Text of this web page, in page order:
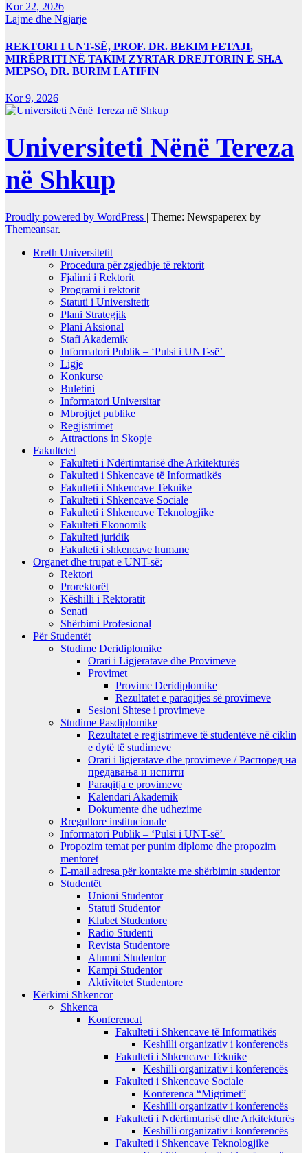
Kor 22, 2026
Lajme dhe Ngjarje
REKTORI I UNT-SË, PROF. DR. BEKIM FETAJI,
MIRËPRITI NË TAKIM ZYRTAR DREJTORIN E SH.A
MEPSO, DR. BURIM LATIFIN
Kor 9, 2026
Universiteti Nënë Tereza
në Shkup
Proudly powered by WordPress | Theme: Newspaperex by
Themeansar.
Rreth Universitetit
Procedura për zgjedhje të rektorit
Fjalimi i Rektorit
Programi i rektorit
Statuti i Universitetit
Plani Strategjik
Plani Aksional
Stafi Akademik
Informatori Publik – ‘Pulsi i UNT-së’
Ligje
Konkurse
Buletini
Informatori Universitar
Mbrojtjet publike
Regjistrimet
Attractions in Skopje
Fakultetet
Fakulteti i Ndërtimtarisë dhe Arkitekturës
Fakulteti i Shkencave të Informatikës
Fakulteti i Shkencave Teknike
Fakulteti i Shkencave Sociale
Fakulteti i Shkencave Teknologjike
Fakulteti Ekonomik
Fakulteti juridik
Fakulteti i shkencave humane
Organet dhe trupat e UNT-së:
Rektori
Prorektorët
Këshilli i Rektoratit
Senati
Shërbimi Profesional
Për Studentët
Studime Deridiplomike
Orari i Ligjeratave dhe Provimeve
Provimet
Provime Deridiplomike
Rezultatet e paraqitjes së provimeve
Sesioni Shtese i provimeve
Studime Pasdiplomike
Rezultatet e regjistrimeve të studentëve në ciklin
e dytë të studimeve
Orari i ligjeratave dhe provimeve / Распоред на
предавањa и испити
Paraqitja e provimeve
Kalendari Akademik
Dokumente dhe udhezime
Rregullore institucionale
Informatori Publik – ‘Pulsi i UNT-së’
Propozim temat per punim diplome dhe propozim
mentoret
E-mail adresa për kontakte me shërbimin studentor
Studentët
Unioni Studentor
Statuti Studentor
Klubet Studentore
Radio Studenti
Revista Studentore
Alumni Studentor
Kampi Studentor
Aktivitetet Studentore
Kërkimi Shkencor
Shkenca
Konferencat
Fakulteti i Shkencave të Informatikës
Keshilli organizativ i konferencës
Fakulteti i Shkencave Teknike
Keshilli organizativ i konferencës
Fakulteti i Shkencave Sociale
Konferenca “Migrimet”
Keshilli organizativ i konferencës
Fakulteti i Ndërtimtarisë dhe Arkitekturës
Keshilli organizativ i konferencës
Fakulteti i Shkencave Teknologjike